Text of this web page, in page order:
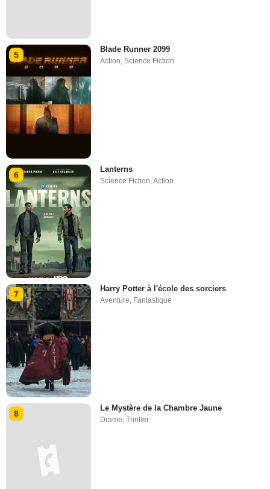
5
Blade Runner 2099
Action,Science Fiction
6
Lanterns
Science Fiction ,Action
7
Harry Potter à l'école des sorciers
Aventure, Fantastique
8
Le Mystère de la Chambre Jaune
Drame,Thriller